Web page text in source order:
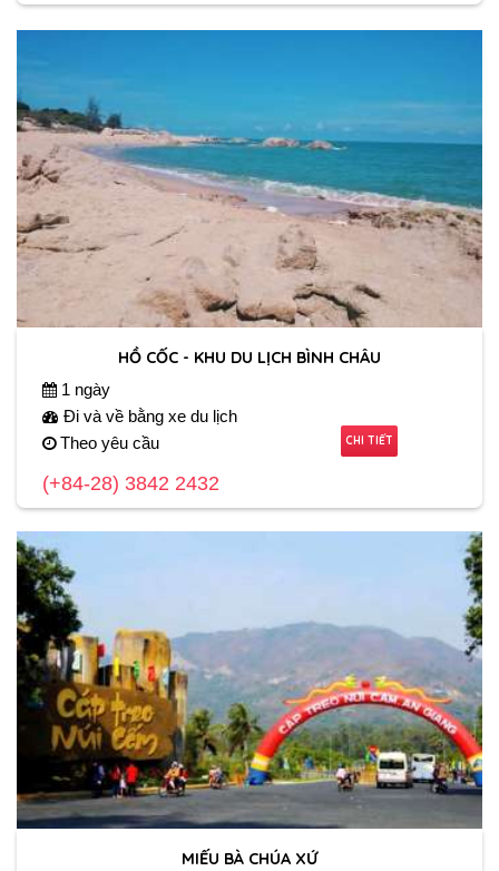
HỒ CỐC - KHU DU LỊCH BÌNH CHÂU
1 ngày
Đi và về bằng xe du lịch
Theo yêu cầu
(+84-28) 3842 2432
CHI TIẾT
MIẾU BÀ CHÚA XỨ